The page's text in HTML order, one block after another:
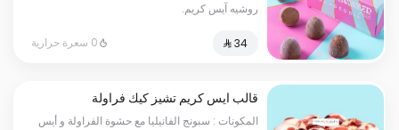
روشيه آيس كريم.
⁨⁦‪‬ 34⁩ 0 سعرة حرارية
قالب ايس كريم تشيز كيك فراولة
المكونات : سبونج الفانيليا مع حشوة الفراولة و أيس